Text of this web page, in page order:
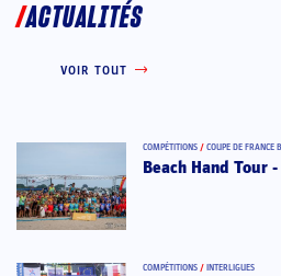
ACTUALITÉS
VOIR TOUT
COMPÉTITIONS / COUPE DE FRANCE
Beach Hand Tour
COMPÉTITIONS / INTERLIGUES